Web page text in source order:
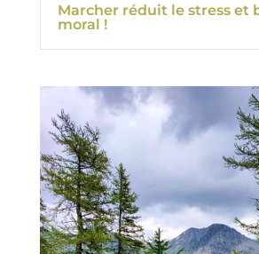
Marcher réduit le stress et
moral !